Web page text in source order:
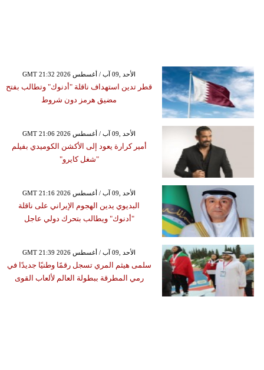
GMT 21:32 2026 الأحد ,09 آب / أغسطس
قطر تدين استهداف ناقلة "أدنوك" وتطالب بفتح
مضيق هرمز دون شروط
GMT 21:06 2026 الأحد ,09 آب / أغسطس
أمير كرارة يعود إلى الأكشن الكوميدي بفيلم
"شغل كايرو"
GMT 21:16 2026 الأحد ,09 آب / أغسطس
البديوي يدين الهجوم الإيراني على ناقلة
"أدنوك" ويطالب بتحرك دولي عاجل
GMT 21:39 2026 الأحد ,09 آب / أغسطس
سلمى هيثم المري تسجل رقمًا وطنيًا جديدًا في
رمي المطرقة ببطولة العالم لألعاب القوى